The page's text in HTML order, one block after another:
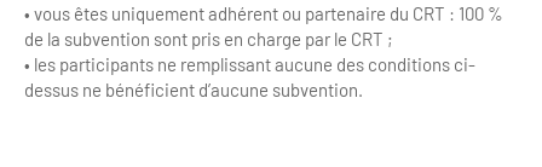
• vous êtes uniquement adhérent ou partenaire du CRT : 100 %
de la subvention sont pris en charge par le CRT ;
• les participants ne remplissant aucune des conditions ci-
dessus ne bénéficient d’aucune subvention.